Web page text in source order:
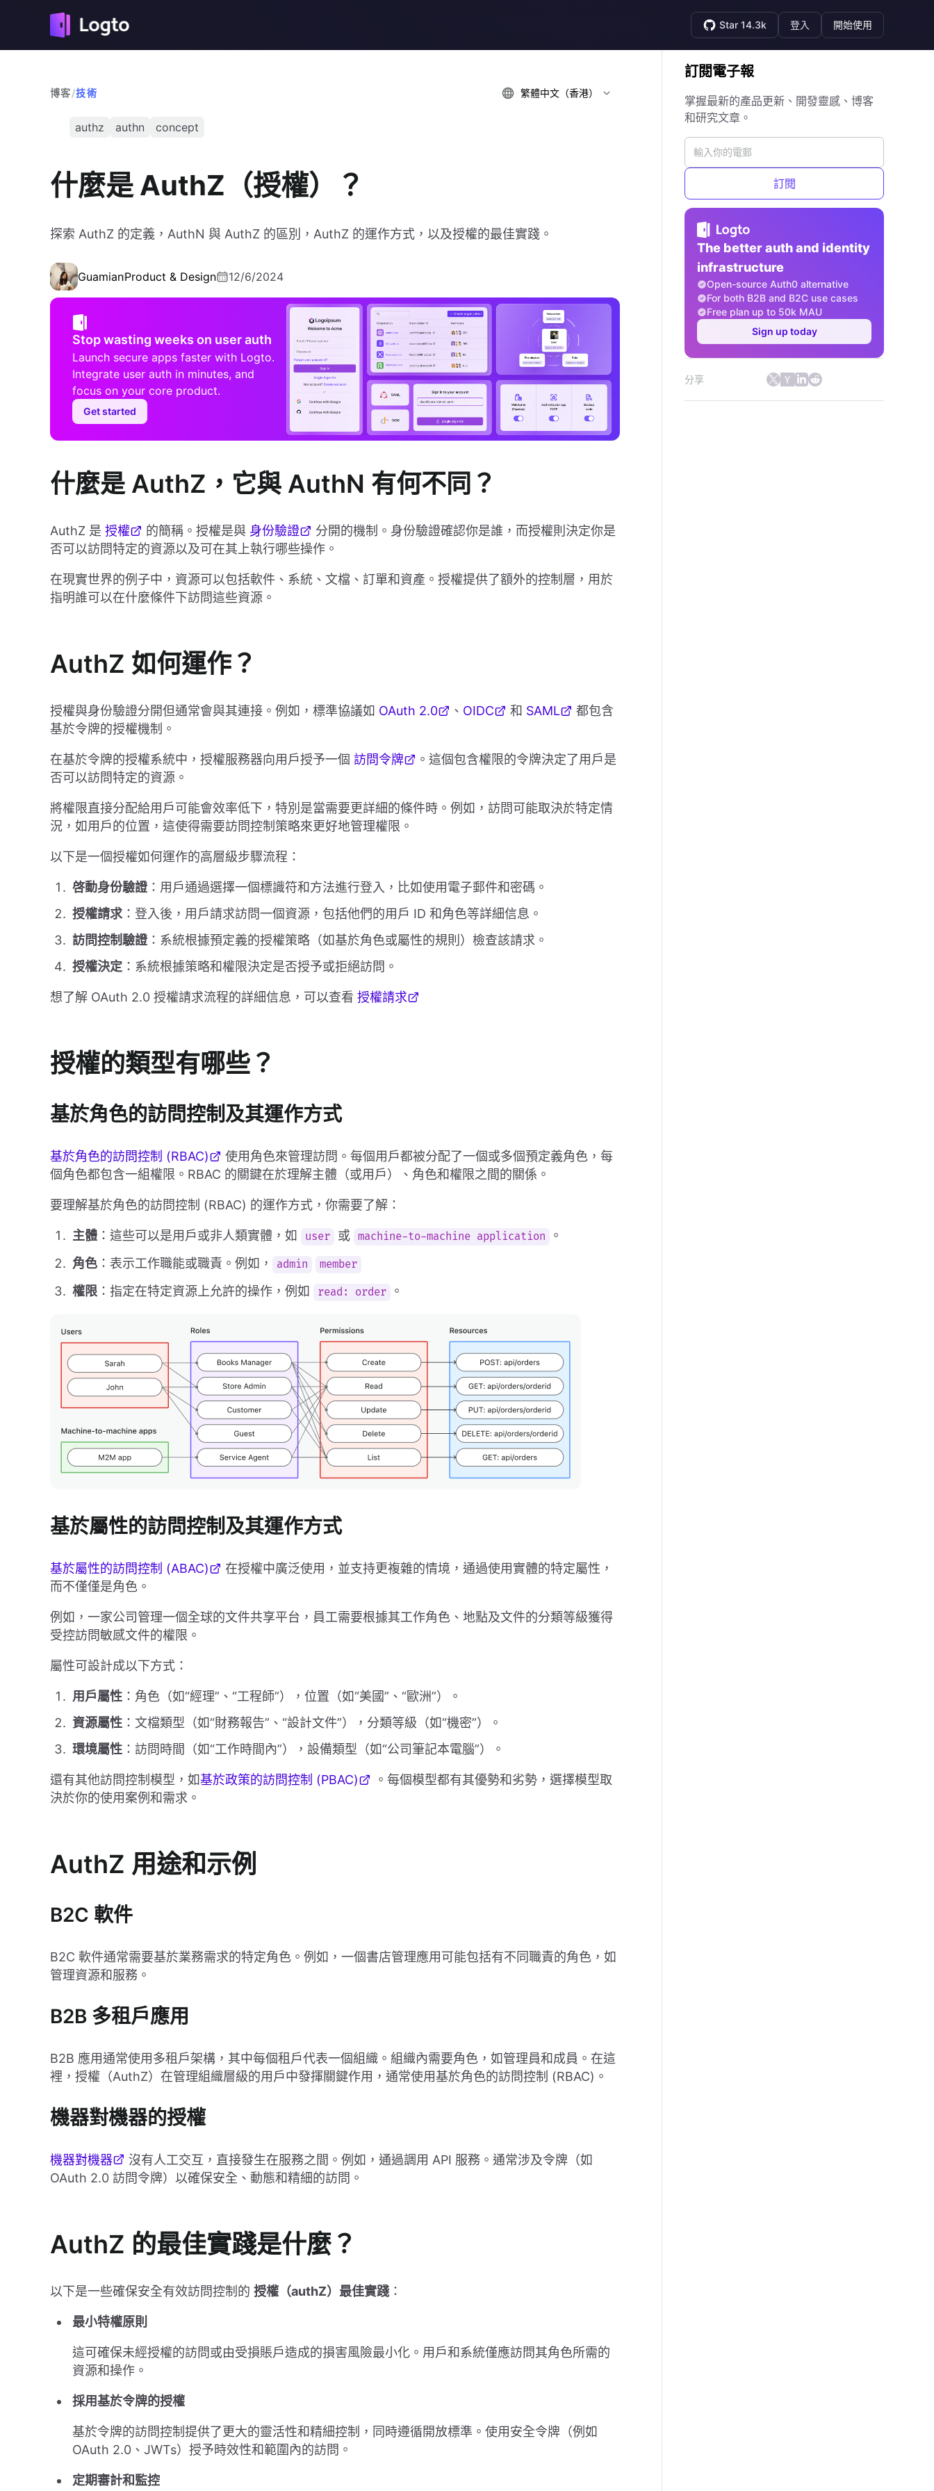
Star 14.3k 登入 開始使用
博客/技術 繁體中文（香港）
authz authn concept
什麼是 AuthZ（授權）？
探索 AuthZ 的定義，AuthN 與 AuthZ 的區別，AuthZ 的運作方式，以及授權的最佳實踐。
GuamianProduct & Design 12/6/2024
Stop wasting weeks on user auth
Launch secure apps faster with Logto.
Integrate user auth in minutes, and
focus on your core product.
Get started
什麼是 AuthZ，它與 AuthN 有何不同？
AuthZ 是 授權 的簡稱。授權是與 身份驗證
分開的機制。身份驗證確認你是誰，而授權則決定你是
否可以訪問特定的資源以及可在其上執行哪些操作。
在現實世界的例子中，資源可以包括軟件、系統、文檔、訂單和資產。授權提供了額外的控制層，用於
指明誰可以在什麼條件下訪問這些資源。
AuthZ 如何運作？
授權與身份驗證分開但通常會與其連接。例如，標準協議如 OAuth 2.0 、 OIDC 和 SAML
都包含
基於令牌的授權機制。
在基於令牌的授權系統中，授權服務器向用戶授予一個 訪問令牌
。這個包含權限的令牌決定了用戶是
否可以訪問特定的資源。
將權限直接分配給用戶可能會效率低下，特別是當需要更詳細的條件時。例如，訪問可能取決於特定情
況，如用戶的位置，這使得需要訪問控制策略來更好地管理權限。
以下是一個授權如何運作的高層級步驟流程：
啓動身份驗證：用戶通過選擇一個標識符和方法進行登入，比如使用電子郵件和密碼。
授權請求 ：登入後，用戶請求訪問一個資源，包括他們的用戶 ID 和角色等詳細信息。
訪問控制驗證：系統根據預定義的授權策略（如基於角色或屬性的規則）檢查該請求。
授權決定 ：系統根據策略和權限決定是否授予或拒絕訪問。
想了解 OAuth 2.0 授權請求流程的詳細信息，可以查看 授權請求
授權的類型有哪些？
基於角色的訪問控制及其運作方式
基於角色的訪問控制 (RBAC)
使用角色來管理訪問。每個用戶都被分配了一個或多個預定義角色，每
個角色都包含一組權限。RBAC 的關鍵在於理解主體（或用戶）、角色和權限之間的關係。
要理解基於角色的訪問控制 (RBAC) 的運作方式，你需要了解：
主體 ：這些可以是用戶或非人類實體，如 user 或 machine-to-machine application
。
角色 ：表示工作職能或職責。例如， admin member
權限 ：指定在特定資源上允許的操作，例如 read: order 。
基於屬性的訪問控制及其運作方式
基於屬性的訪問控制 (ABAC)
在授權中廣泛使用，並支持更複雜的情境，通過使用實體的特定屬性，
而不僅僅是角色。
例如，一家公司管理一個全球的文件共享平台，員工需要根據其工作角色、地點及文件的分類等級獲得
受控訪問敏感文件的權限。
屬性可設計成以下方式：
用戶屬性 ：角色（如“經理”、“工程師”），位置（如“美國”、“歐洲”）。
資源屬性 ：文檔類型（如“財務報告”、“設計文件”），分類等級（如“機密”）。
環境屬性 ：訪問時間（如“工作時間內”），設備類型（如“公司筆記本電腦”）。
還有其他訪問控制模型，如基於政策的訪問控制 (PBAC)
。每個模型都有其優勢和劣勢，選擇模型取
決於你的使用案例和需求。
AuthZ 用途和示例
B2C 軟件
B2C 軟件通常需要基於業務需求的特定角色。例如，一個書店管理應用可能包括有不同職責的角色，如
管理資源和服務。
B2B 多租戶應用
B2B 應用通常使用多租戶架構，其中每個租戶代表一個組織。組織內需要角色，如管理員和成員。在這
裡，授權（AuthZ）在管理組織層級的用戶中發揮關鍵作用，通常使用基於角色的訪問控制 (RBAC)。
機器對機器的授權
機器對機器
沒有人工交互，直接發生在服務之間。例如，通過調用 API 服務。通常涉及令牌（如
OAuth 2.0 訪問令牌）以確保安全、動態和精細的訪問。
AuthZ 的最佳實踐是什麼？
以下是一些確保安全有效訪問控制的 授權（authZ）最佳實踐 ：
最小特權原則
這可確保未經授權的訪問或由受損賬戶造成的損害風險最小化。用戶和系統僅應訪問其角色所需的
資源和操作。
採用基於令牌的授權
基於令牌的訪問控制提供了更大的靈活性和精細控制，同時遵循開放標準。使用安全令牌（例如
OAuth 2.0、JWTs）授予時效性和範圍內的訪問。
定期審計和監控
訂閱電子報
掌握最新的產品更新、開發靈感、博客
和研究文章。
訂閱
The better auth and identity
infrastructure
Open-source Auth0 alternative
For both B2B and B2C use cases
Free plan up to 50k MAU
Sign up today
分享